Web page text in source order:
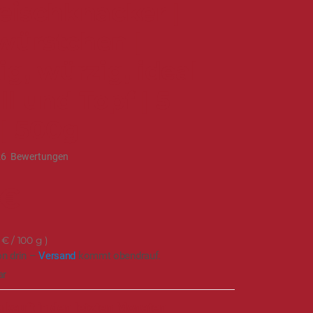
Bewertungen
€/ 100 g
drin –Versand kommt obendrauf.